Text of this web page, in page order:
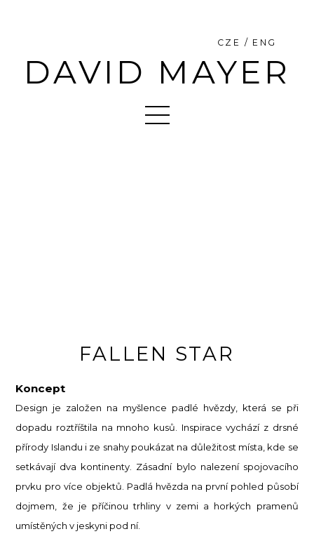
CZE / ENG
DAVID MAYER
FALLEN STAR
Koncept
Design je založen na myšlence padlé hvězdy, která se při
dopadu roztříštila na mnoho kusů. Inspirace vychází z drsné
přírody Islandu i ze snahy poukázat na důležitost místa, kde se
setkávají dva kontinenty. Zásadní bylo nalezení spojovacího
prvku pro více objektů. Padlá hvězda na první pohled působí
dojmem, že je příčinou trhliny v zemi a horkých pramenů
umístěných v jeskyni pod ní.